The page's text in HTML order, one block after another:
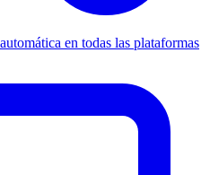
en todas las plataformas